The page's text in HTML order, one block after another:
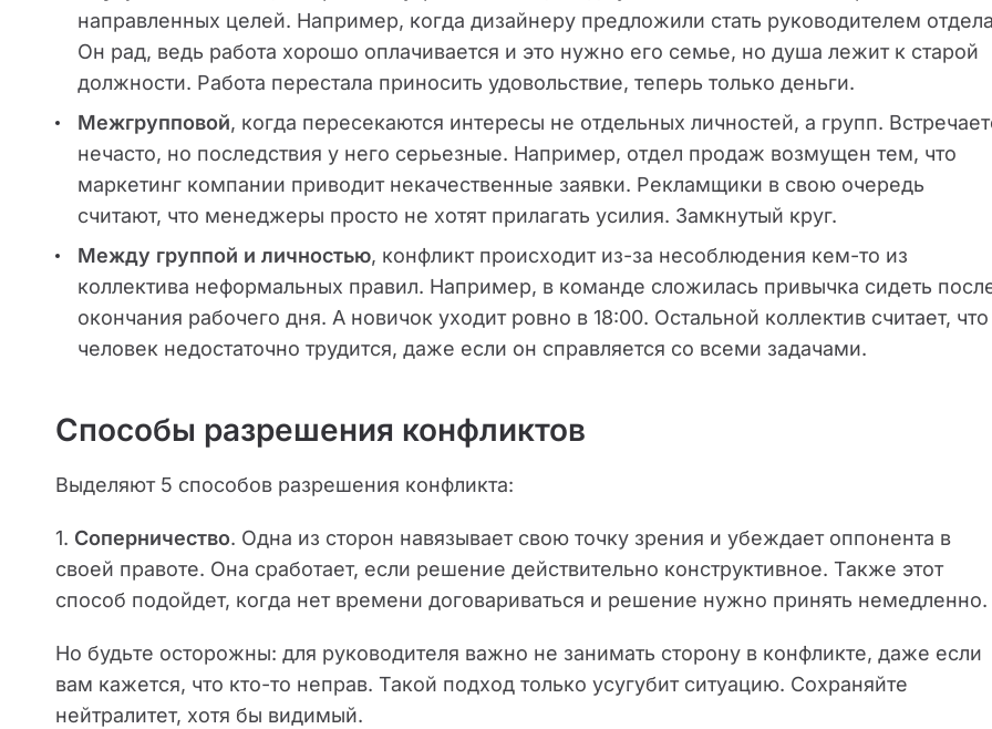
направленных целей. Например, когда дизайнеру предложили стать руководителем
Он рад, ведь работа хорошо оплачивается и это нужно его семье, но душа лежит к старой
должности. Работа перестала приносить удовольствие, теперь только деньги.
Межгрупповой, когда пересекаются интересы не отдельных личностей, а групп.
нечасто, но последствия у него серьезные. Например, отдел продаж возмущен тем, что
маркетинг компании приводит некачественные заявки. Рекламщики в свою очередь
считают, что менеджеры просто не хотят прилагать усилия. Замкнутый круг.
Между группой и личностью, конфликт происходит из-за несоблюдения кем-то из
коллектива неформальных правил. Например, в команде сложилась привычка сидеть
окончания рабочего дня. А новичок уходит ровно в 18:00. Остальной коллектив считает, что
человек недостаточно трудится, даже если он справляется со всеми задачами.
Способы разрешения конфликтов
Выделяют 5 способов разрешения конфликта:
1. Соперничество. Одна из сторон навязывает свою точку зрения и убеждает оппонента в
своей правоте. Она сработает, если решение действительно конструктивное. Также этот
способ подойдет, когда нет времени договариваться и решение нужно принять немедленно.
Но будьте осторожны: для руководителя важно не занимать сторону в конфликте, даже если
вам кажется, что кто-то неправ. Такой подход только усугубит ситуацию. Сохраняйте
нейтралитет, хотя бы видимый.